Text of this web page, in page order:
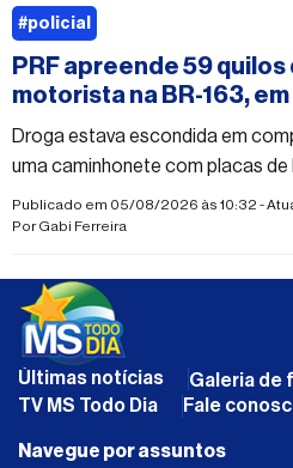
PRF apreende 59
motorista na BR-163, em
Droga estava escondida em
uma caminhonete com placas
em flagrante por tráfico
Publicado em 05/08/2026 às 10:32 -
PorGabi Ferreira
#policial
Últimas notícias Galeria de
TV MS Todo Dia
Fale
Navegue por assuntos